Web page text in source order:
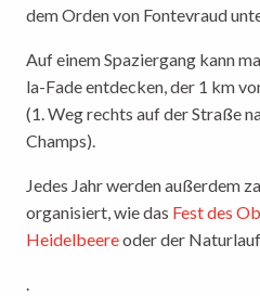
dem Orden von Fontevraud
Auf einem Spaziergang kann
la-Fade entdecken, der 1 km
(1. Weg rechts auf der Straße
Champs).
Jedes Jahr werden außerdem
organisiert, wie das Fest des
Heidelbeereoder der Naturlauf
.